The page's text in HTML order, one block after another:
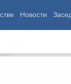
Новости